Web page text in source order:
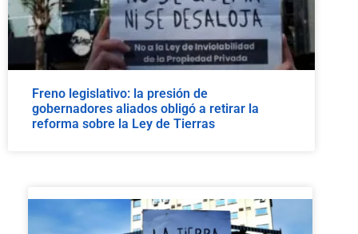
Freno legislativo: la presión de
gobernadores aliados obligó a retirar la
reforma sobre la Ley de Tierras